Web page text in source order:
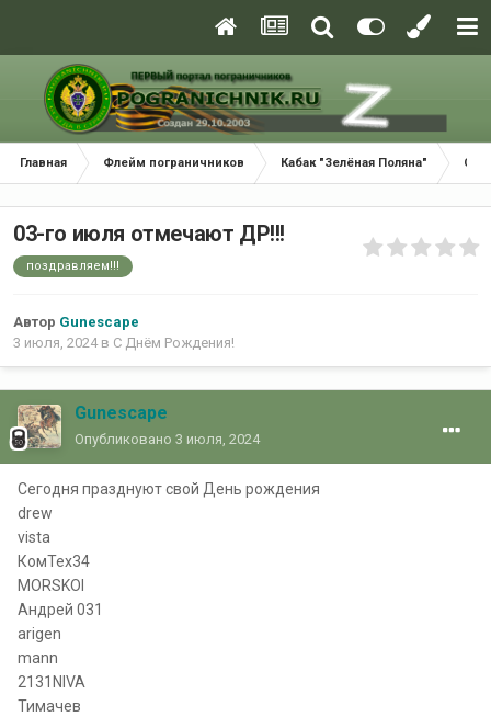
Главная Флейм пограничников Кабак "Зелёная Поляна" С
03-го июля отмечают ДР!!!
поздравляем!!!
Автор Gunescape
3 июля, 2024в С Днём Рождения!
Gunescape
Опубликовано 3 июля, 2024
Сегодня празднуют свой День рождения
drew
vista
КомТех34
MORSKOI
Андрей 031
arigen
mann
2131NIVA
Тимачев